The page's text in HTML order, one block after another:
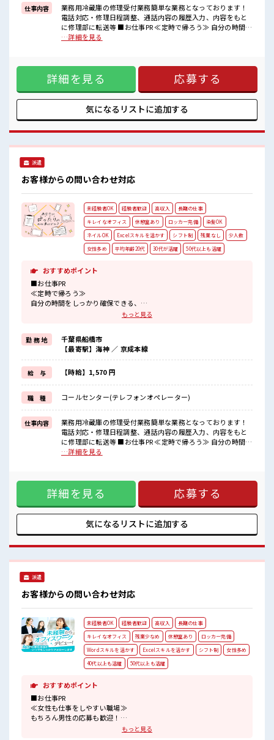
■職場の雰囲気
女性多めで休み時間は女子トークがあふれる職場です！
もちろん男性の応募もOKですよ！
少人数でアットホームな雰囲気の職場！
仕事内容
業務用冷蔵庫の修理受付業務簡単な業務となっております！
電話対応・修理日程調整、通話内容の履歴入力、内容をもと
に修理部に転送等 ■お仕事PR ≪定時で帰ろう≫ 自分の時間を
しっかり確保できる、 残業基本ナシのお仕事♪ ≪女性も仕事
かり働く環境が整っています！ イチからスキルUP・ステップ
UP目指していきましょう！ ≪自分に向いている仕事が探せる
≫ 困った事などがあれば、 担当がしっかりサポートします！
■職場の雰囲気 女性多めで休み時間は女子トークがあふれる
職場です！ もちろん男性の応募もOKですよ！ 少人数でアッ
トホームな雰囲気の職場！ 20代活躍中のフレッシュな職場で
…詳細を見る
詳細を見る 応募する
気になるリストに追加する
派遣
お客様からの問い合わせ対応
未経験者OK 経験者歓迎 高収入
長期の仕事
キレイなオフィス
休憩室あり ロッカー完備
染髪OK
ネイルOK
Excelスキルを活かす シフト制 残業なし
少人数
女性多め
平均年齢20代 30代が活躍 50代以上も活躍
おすすめポイント
■お仕事PR
≪定時で帰ろう≫
自分の時間をしっかり確保できる、
もちろん男性の応募もOKですよ！
≪髪型自由≫
基本的に髪色自由で明るすぎたり奇抜でなければOKです！
(規定有)≪未経験の方も大カンゲイ≫
新しいことにチャレンジするのは不安だけど、
しっかり働く環境が整っています！
イチからスキルUP・ステップUP目指していきましょう！
≪自分に合った期間で働ける≫
福利厚生が整った派遣のお仕事です！
■職場の雰囲気
女性多めで休み時間は女子トークがあふれる職場です！
もちろん男性の応募もOKですよ！
もっと見る
勤 務 地
千葉県船橋市
【最寄駅】海神 ／ 京成本線
給 与 【時給】1,570 円
職 種 コールセンター(テレフォンオペレーター)
仕事内容
業務用冷蔵庫の修理受付業務簡単な業務となっております！
電話対応・修理日程調整、通話内容の履歴入力、内容をもと
に修理部に転送等 ■お仕事PR ≪定時で帰ろう≫ 自分の時間を
しっかり確保できる、 残業基本ナシのお仕事♪ ≪女性も活躍
(規定有)≪未経験の方も大カンゲイ≫ 新しいことにチャレン
ジするのは不安だけど、 しっかり働く環境が整っています！
イチからスキルUP・ステップUP目指していきましょう！ ≪
自分に合った期間で働ける≫ 福利厚生が整った派遣のお仕事
ふれる職場です！ もちろん男性の応募もOKですよ！ 少人数
…詳細を見る
詳細を見る 応募する
気になるリストに追加する
派遣
お客様からの問い合わせ対応
未経験者OK 経験者歓迎 高収入
長期の仕事
キレイなオフィス
残業少なめ 休憩室あり
ロッカー完備
Wordスキルを活かす
Excelスキルを活かす シフト制
女性多め
40代以上も活躍
50代以上も活躍
おすすめポイント
■お仕事PR
≪女性も仕事をしやすい職場≫
もちろん男性の応募も歓迎！
もっと見る